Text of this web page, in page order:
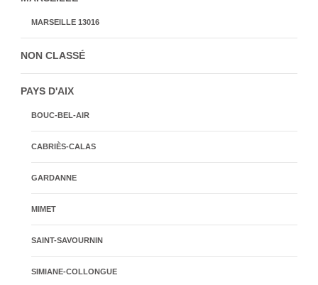
MARSEILLE 13016
NON CLASSÉ
PAYS D'AIX
BOUC-BEL-AIR
CABRIÈS-CALAS
GARDANNE
MIMET
SAINT-SAVOURNIN
SIMIANE-COLLONGUE